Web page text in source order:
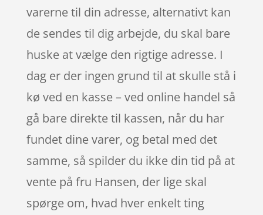
varerne til din adresse, alternativt kan
de sendes til dig arbejde, du skal bare
huske at vælge den rigtige adresse. I
dag er der ingen grund til at skulle stå i
kø ved en kasse – ved online handel så
gå bare direkte til kassen, når du har
fundet dine varer, og betal med det
samme, så spilder du ikke din tid på at
vente på fru Hansen, der lige skal
spørge om, hvad hver enkelt ting